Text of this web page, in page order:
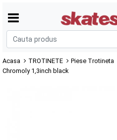
Acasa TROTINETE Piese Trotineta
Chromoly 1,3inch black